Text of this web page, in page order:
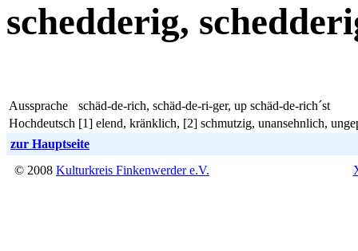
schedderig,
Aussprache
schäd-de-rich, schäd-de-ri-ger, up schäd-de-rich´st
Hochdeutsch [1] elend, kränklich, [2] schmutzig, unansehnlich,
zur Hauptseite
© 2008 Kulturkreis Finkenwerder e.V.